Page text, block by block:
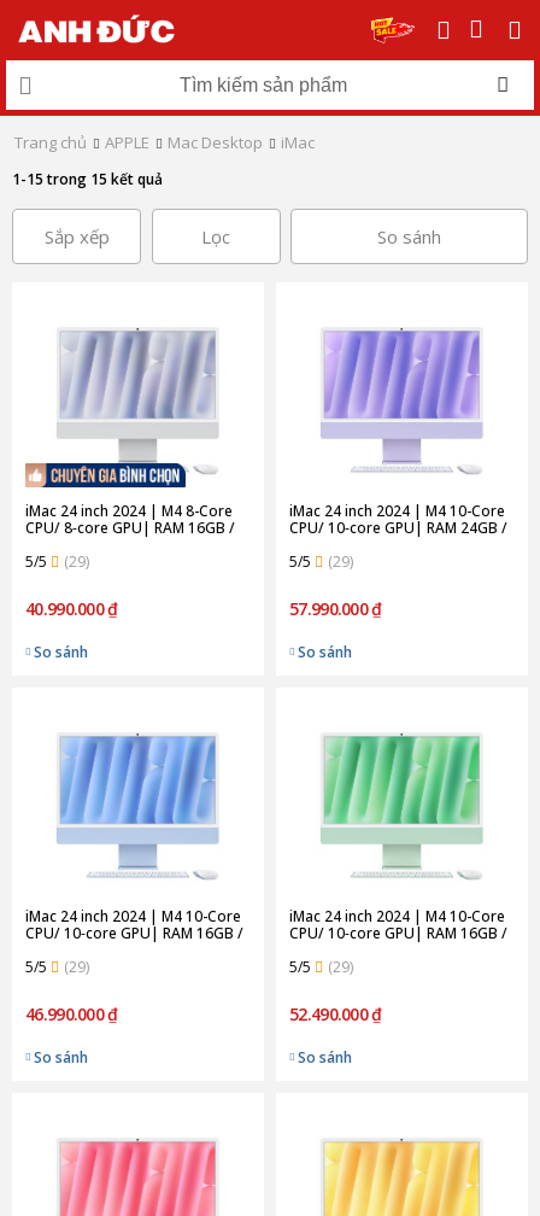
Trang chủ APPLE Mac Desktop iMac
1-15 trong 15 kết quả
Sắp xếp Lọc So sánh
iMac 24 inch 2024 | M4 8-Core
CPU/ 8‑core GPU| RAM 16GB /
5/5
(29)
40.990.000 ₫
So sánh
iMac 24 inch 2024 | M4 10-Core
CPU/ 10‑core GPU| RAM 24GB /
hãng)
5/5 (29)
57.990.000 ₫
So sánh
iMac 24 inch 2024 | M4 10-Core
CPU/ 10‑core GPU| RAM 16GB /
5/5
(29)
46.990.000 ₫
So sánh
iMac 24 inch 2024 | M4 10-Core
CPU/ 10‑core GPU| RAM 16GB /
5/5
(29)
52.490.000 ₫
So sánh